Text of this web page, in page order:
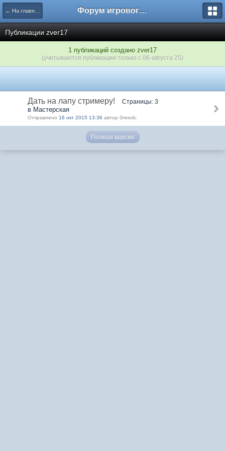
← На главную Форум игрового проекта Riverrise
Публикации zver17
1 публикаций создано zver17
(учитываются публикации только с 06-августа 25)
Дать на лапу стримеру! Страницы: 3
в Мастерская
Отправлено 16 окт 2015 13:36 автор Greedc
Полная версия